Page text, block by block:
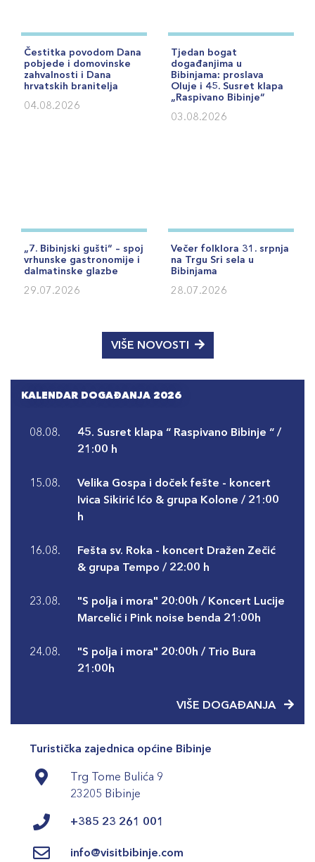
Čestitka povodom Dana
pobjede i domovinske
zahvalnosti i Dana
hrvatskih branitelja
04.08.2026
Tjedan bogat
događanjima u
Bibinjama: proslava
Oluje i 45. Susret klapa
„Raspivano Bibinje“
03.08.2026
„7. Bibinjski gušti“ – spoj
vrhunske gastronomije i
dalmatinske glazbe
29.07.2026
Večer folklora 31. srpnja
na Trgu Sri sela u
Bibinjama
28.07.2026
VIŠE NOVOSTI
KALENDAR DOGAĐANJA 2026
08.08.
45. Susret klapa “ Raspivano Bibinje “ /
21:00 h
15.08.
Velika Gospa i doček fešte - koncert
Ivica Sikirić Ićo & grupa Kolone / 21:00
h
16.08.
Fešta sv. Roka - koncert Dražen Zečić
& grupa Tempo / 22:00 h
23.08.
"S polja i mora" 20:00h / Koncert Lucije
Marcelić i Pink noise benda 21:00h
24.08.
"S polja i mora" 20:00h / Trio Bura
21:00h
VIŠE DOGAĐANJA
Turistička zajednica općine Bibinje
Trg Tome Bulića 9
23205 Bibinje
+385 23 261 001
info@visitbibinje.com